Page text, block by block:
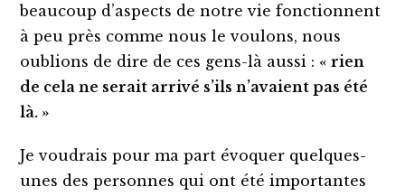
beaucoup d’aspects de notre vie fonctionnent
à peu près comme nous le voulons, nous
oublions de dire de ces gens-là aussi : «rien
de cela ne serait arrivé s’ils n’avaient pas été
là. »
Je voudrais pour ma part évoquer quelques-
unes des personnes qui ont été importantes